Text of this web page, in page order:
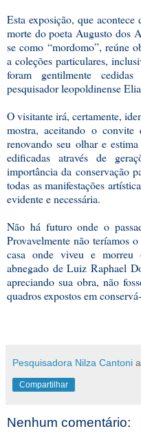
Esta exposição, que
morte do poeta Augusto dos
se como “mordomo”, reúne
a coleções particulares,
foram gentilmente
pesquisador leopoldinense
O visitante irá, certamente,
mostra, aceitando o convite
renovando seu olhar e
edificadas através de
importância da conservação
todas as manifestações
evidente e necessária.
Não há futuro onde o
Provavelmente não teríamos
casa onde viveu e morreu
abnegado de Luiz Raphael
apreciando sua obra, não
quadros expostos em
Pesquisadora Nilza Cantoni
Compartilhar
Nenhum comentário: